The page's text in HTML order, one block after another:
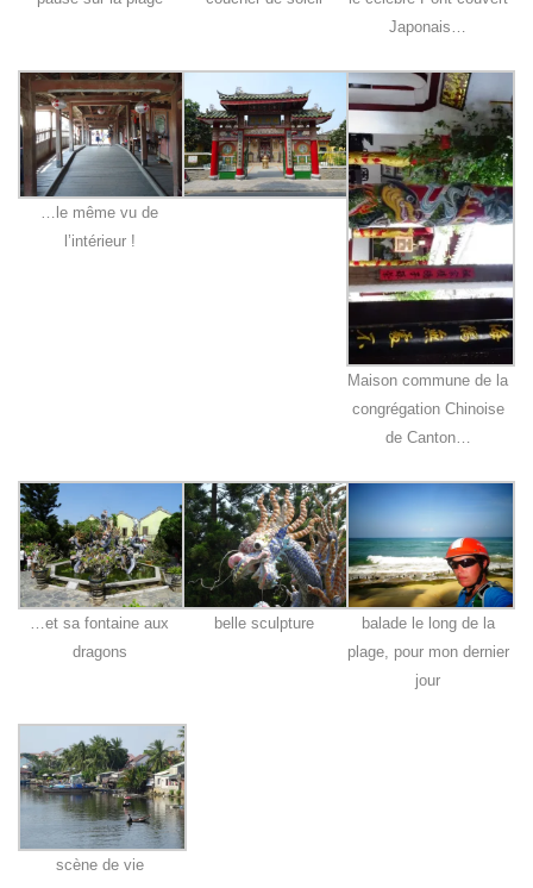
Japonais…
…le même vu de
l’intérieur !
Maison commune de la
congrégation Chinoise
de Canton…
…et sa fontaine aux
dragons
belle sculpture
balade le long de la
plage, pour mon dernier
jour
scène de vie